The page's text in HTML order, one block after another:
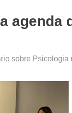
agenda
sobre